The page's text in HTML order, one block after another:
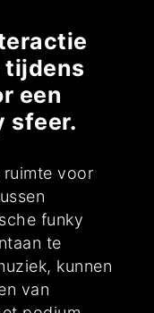
tijdens
een
sfeer.
voor
funky
te
kunnen
van